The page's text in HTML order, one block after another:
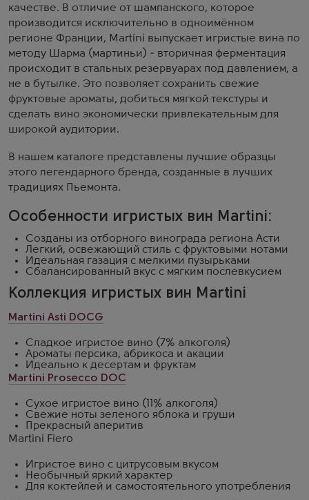
качестве. В отличие от шампанского, которое
производится исключительно в одноимённом
регионе Франции, Martini выпускает игристые вина по
методу Шарма (мартиньи) - вторичная ферментация
происходит в стальных резервуарах под давлением, а
не в бутылке. Это позволяет сохранить свежие
фруктовые ароматы, добиться мягкой текстуры и
сделать вино экономически привлекательным для
широкой аудитории.
В нашем каталоге представлены лучшие образцы
этого легендарного бренда, созданные в лучших
традициях Пьемонта.
Особенности игристых вин Martini:
Созданы из отборного винограда региона Асти
Легкий, освежающий стиль с фруктовыми нотами
Идеальная газация с мелкими пузырьками
Сбалансированный вкус с мягким послевкусием
Коллекция игристых вин Martini
Martini Asti DOCG
Сладкое игристое вино (7% алкоголя)
Ароматы персика, абрикоса и акации
Идеально к десертам и фруктам
Martini Prosecco DOC
Сухое игристое вино (11% алкоголя)
Свежие ноты зеленого яблока и груши
Прекрасный аперитив
Martini Fiero
Игристое вино с цитрусовым вкусом
Необычный яркий характер
Для коктейлей и самостоятельного употребления